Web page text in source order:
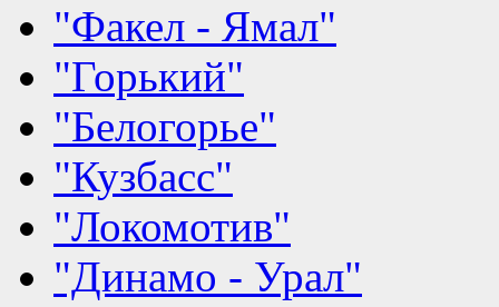
"Факел - Ямал"
"Горький"
"Белогорье"
"Кузбасс"
"Локомотив"
"Динамо - Урал"